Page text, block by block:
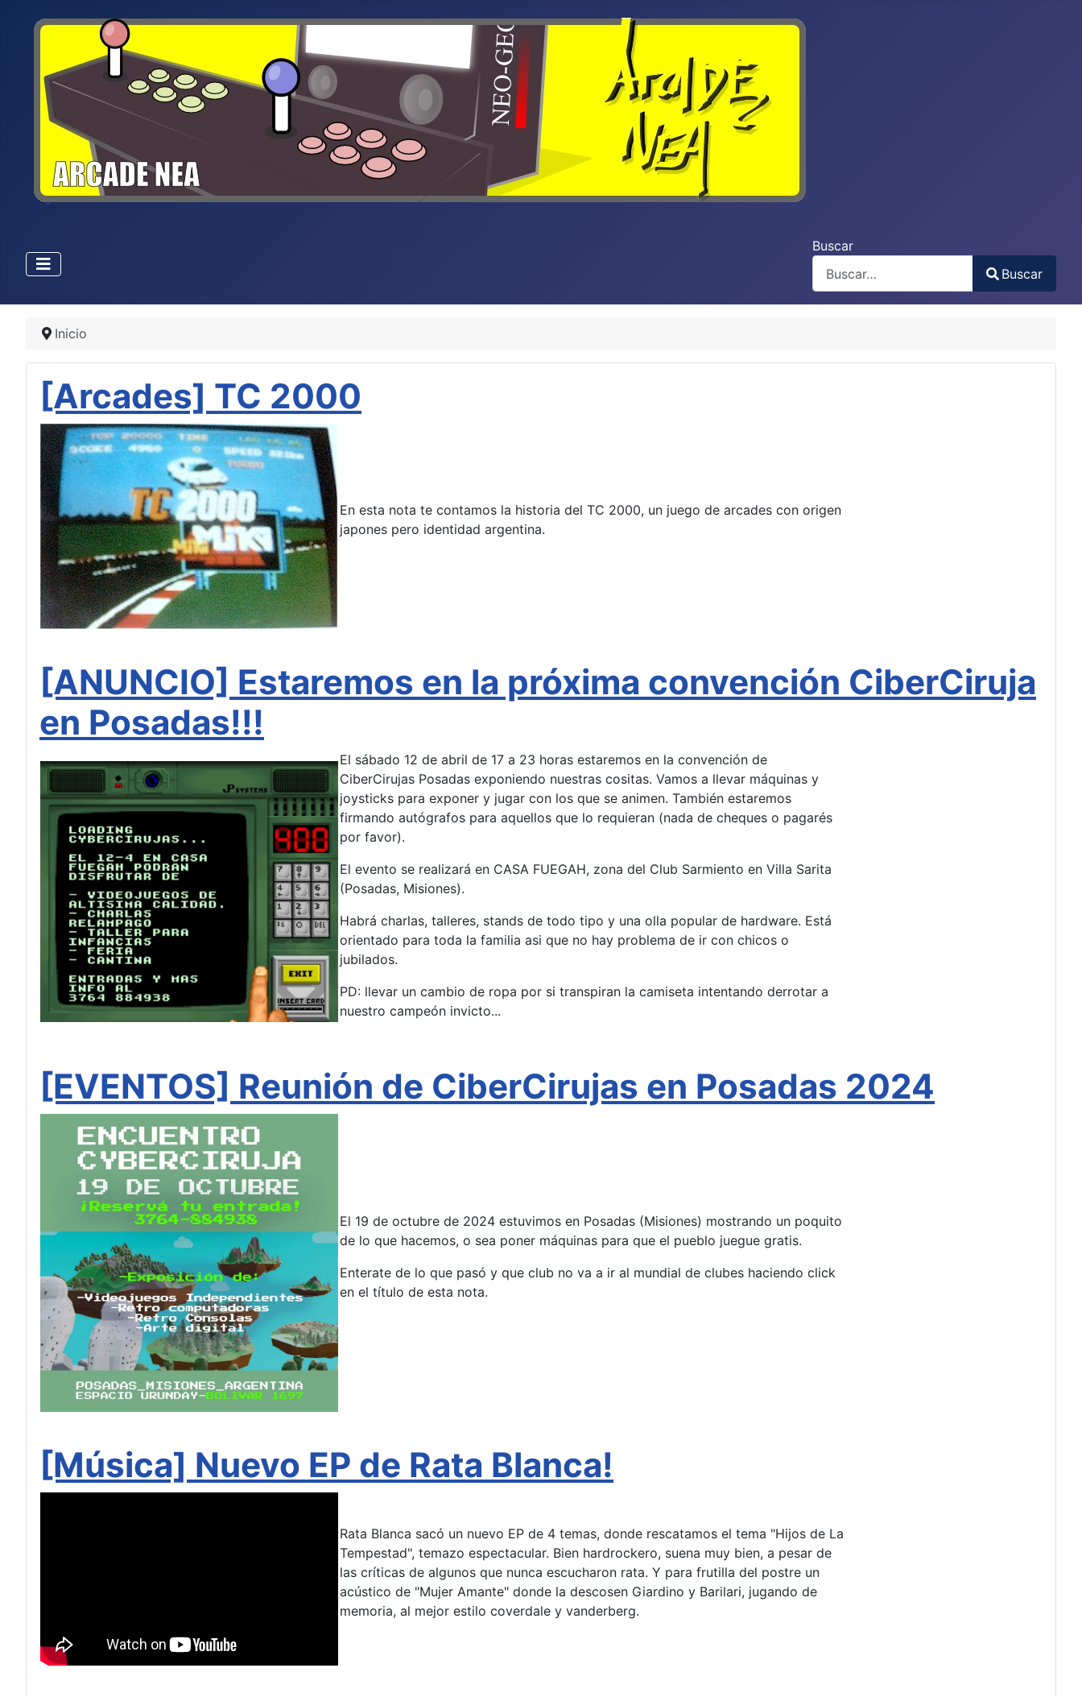
Buscar
Type 2 or more characters for results.
Buscar
Inicio
[Arcades] TC 2000
En esta nota te contamos la historia del TC 2000, un juego de arcades con origen
japones pero identidad argentina.
[ANUNCIO] Estaremos en la próxima convención CiberCiruja
en Posadas!!!
El sábado 12 de abril de 17 a 23 horas estaremos en la convención de
CiberCirujas Posadas exponiendo nuestras cositas. Vamos a llevar máquinas y
joysticks para exponer y jugar con los que se animen. También estaremos
firmando autógrafos para aquellos que lo requieran (nada de cheques o pagarés
por favor).
El evento se realizará en CASA FUEGAH, zona del Club Sarmiento en Villa Sarita
(Posadas, Misiones).
Habrá charlas, talleres, stands de todo tipo y una olla popular de hardware. Está
orientado para toda la familia asi que no hay problema de ir con chicos o
jubilados.
PD: llevar un cambio de ropa por si transpiran la camiseta intentando derrotar a
nuestro campeón invicto...
[EVENTOS] Reunión de CiberCirujas en Posadas 2024
El 19 de octubre de 2024 estuvimos en Posadas (Misiones) mostrando un poquito
de lo que hacemos, o sea poner máquinas para que el pueblo juegue gratis.
Enterate de lo que pasó y que club no va a ir al mundial de clubes haciendo click
en el título de esta nota.
[Música] Nuevo EP de Rata Blanca!
Rata Blanca sacó un nuevo EP de 4 temas, donde rescatamos el tema "Hijos de La
Tempestad", temazo espectacular. Bien hardrockero, suena muy bien, a pesar de
las críticas de algunos que nunca escucharon rata. Y para frutilla del postre un
acústico de "Mujer Amante" donde la descosen Giardino y Barilari, jugando de
memoria, al mejor estilo coverdale y vanderberg.